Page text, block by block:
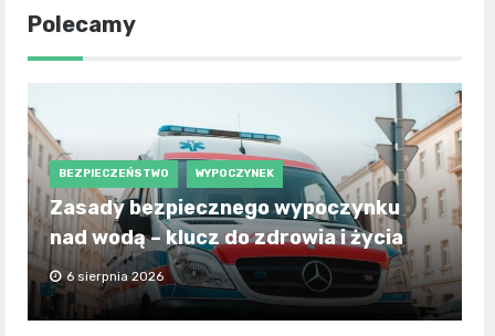
Polecamy
BEZPIECZEŃSTWO WYPOCZYNEK
Zasady bezpiecznego wypoczynku
nad wodą – klucz do zdrowia i życia
6 sierpnia 2026